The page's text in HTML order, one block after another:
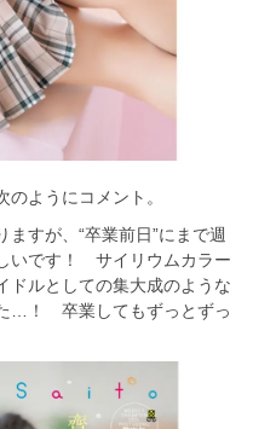
ようにコメント。
ますが、“卒業前日”にまで週
いです！ サイリウムカラー
ルとしての集大成のような
…！ 卒業してもずっとずっ